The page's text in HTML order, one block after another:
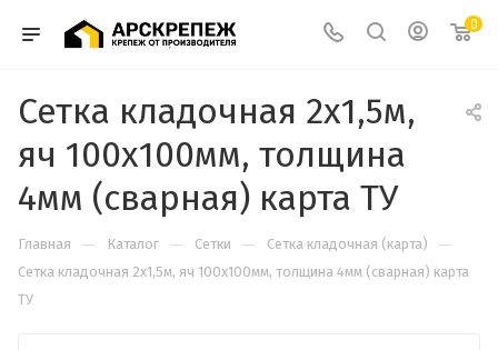
0
Сетка кладочная 2х1,5м,
яч 100х100мм, толщина
4мм (сварная) карта ТУ
Главная — Каталог — Сетки — Сетка кладочная (карта) —
Сетка кладочная 2х1,5м, яч 100х100мм, толщина 4мм (сварная) карта
ТУ